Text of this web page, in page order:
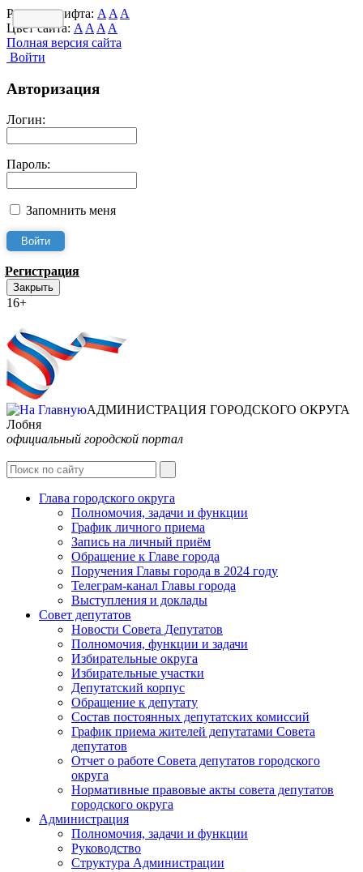
Размер шрифта: A A A
Цвет сайта: A A A A
Полная версия сайта
Войти
Авторизация
Логин:
Пароль:
Запомнить меня
Регистрация
Закрыть
16+
АДМИНИСТРАЦИЯ ГОРОДСКОГО ОКРУГА
Лобня
официальный городской портал
Глава городского округа
Полномочия, задачи и функции
График личного приема
Запись на личный приём
Обращение к Главе города
Поручения Главы города в 2024 году
Телеграм-канал Главы города
Выступления и доклады
Совет депутатов
Новости Совета Депутатов
Полномочия, функции и задачи
Избирательные округа
Избирательные участки
Депутатский корпус
Обращение к депутату
Состав постоянных депутатских комиссий
График приема жителей депутатами Совета
депутатов
Отчет о работе Совета депутатов городского
округа
Нормативные правовые акты совета депутатов
городского округа
Администрация
Полномочия, задачи и функции
Руководство
Структура Администрации